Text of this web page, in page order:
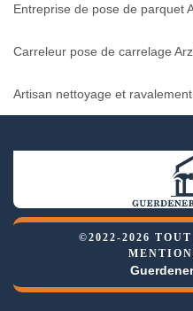
Entreprise de pose de parquet
Carreleur pose de carrelage
Artisan nettoyage et
©2022-2026